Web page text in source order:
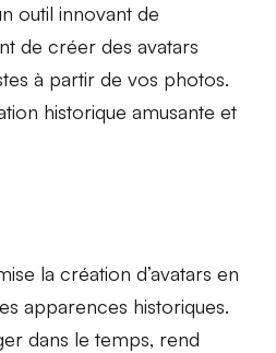
outil innovant de
de créer desavatars
à partir de vos photos.
historique amusante et
lacréation d’avatars en
apparences historiques.
dans le temps, rend